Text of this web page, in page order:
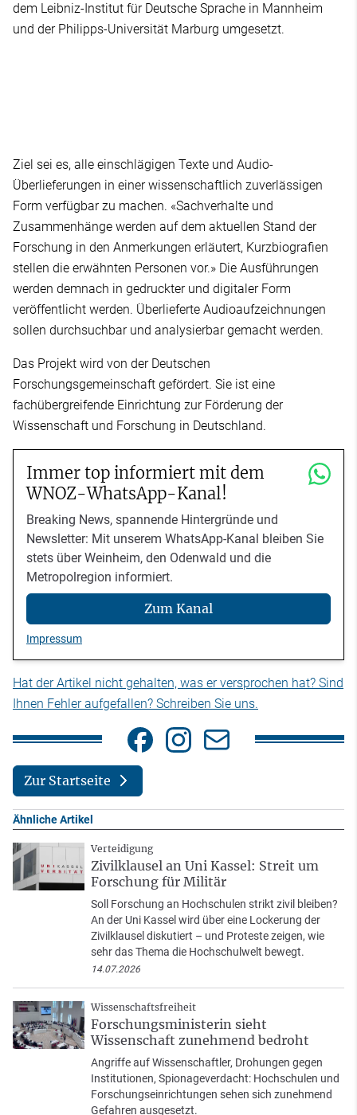
dem Leibniz-Institut für Deutsche Sprache in Mannheim
und der Philipps-Universität Marburg umgesetzt.
Ziel sei es, alle einschlägigen Texte und Audio-
Überlieferungen in einer wissenschaftlich zuverlässigen
Form verfügbar zu machen. «Sachverhalte und
Zusammenhänge werden auf dem aktuellen Stand der
Forschung in den Anmerkungen erläutert, Kurzbiografien
stellen die erwähnten Personen vor.» Die Ausführungen
werden demnach in gedruckter und digitaler Form
veröffentlicht werden. Überlieferte Audioaufzeichnungen
sollen durchsuchbar und analysierbar gemacht werden.
Das Projekt wird von der Deutschen
Forschungsgemeinschaft gefördert. Sie ist eine
fachübergreifende Einrichtung zur Förderung der
Wissenschaft und Forschung in Deutschland.
Immer top informiert mit dem
WNOZ-WhatsApp-Kanal!
Breaking News, spannende Hintergründe und
Newsletter: Mit unserem WhatsApp-Kanal bleiben Sie
stets über Weinheim, den Odenwald und die
Metropolregion informiert.
Zum Kanal
Impressum
Hat der Artikel nicht gehalten, was er versprochen hat? Sind
Ihnen Fehler aufgefallen? Schreiben Sie uns.
Zur Startseite
Ähnliche Artikel
Verteidigung
Zivilklausel an Uni Kassel: Streit um
Forschung für Militär
Soll Forschung an Hochschulen strikt zivil bleiben?
An der Uni Kassel wird über eine Lockerung der
Zivilklausel diskutiert – und Proteste zeigen, wie
sehr das Thema die Hochschulwelt bewegt.
14.07.2026
Wissenschaftsfreiheit
Forschungsministerin sieht
Wissenschaft zunehmend bedroht
Angriffe auf Wissenschaftler, Drohungen gegen
Institutionen, Spionageverdacht: Hochschulen und
Forschungseinrichtungen sehen sich zunehmend
Gefahren ausgesetzt.